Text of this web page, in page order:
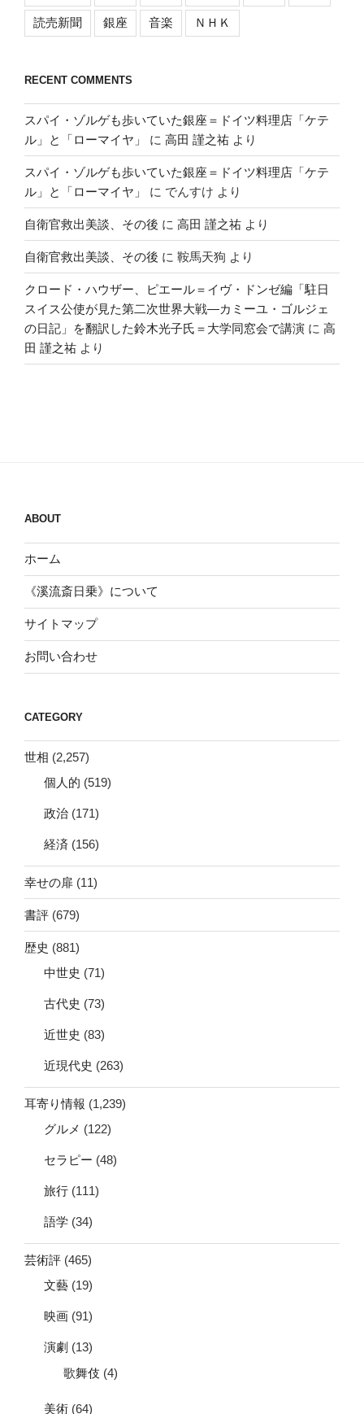
読売新聞 銀座 音楽 ＮＨＫ
RECENT COMMENTS
スパイ・ゾルゲも歩いていた銀座＝ドイツ料理店「ケテ
ル」と「ローマイヤ」
に 高田 謹之祐 より
スパイ・ゾルゲも歩いていた銀座＝ドイツ料理店「ケテ
ル」と「ローマイヤ」
に でんすけ より
自衛官救出美談、その後 に 高田 謹之祐 より
自衛官救出美談、その後 に 鞍馬天狗 より
クロード・ハウザー、ピエール＝イヴ・ドンゼ編「駐日
スイス公使が見た第二次世界大戦―カミーユ・ゴルジェ
の日記」を翻訳した鈴木光子氏＝大学同窓会で講演 に 高
田 謹之祐 より
ABOUT
ホーム
《溪流斎日乗》について
サイトマップ
お問い合わせ
CATEGORY
世相 (2,257)
個人的 (519)
政治 (171)
経済 (156)
幸せの扉 (11)
書評 (679)
歴史 (881)
中世史 (71)
古代史 (73)
近世史 (83)
近現代史 (263)
耳寄り情報 (1,239)
グルメ (122)
セラピー (48)
旅行 (111)
語学 (34)
芸術評 (465)
文藝 (19)
映画 (91)
演劇 (13)
歌舞伎 (4)
美術 (64)